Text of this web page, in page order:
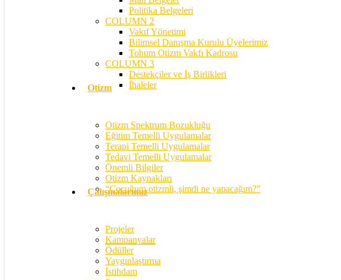
Politika Belgeleri
COLUMN 2
Vakıf Yönetimi
Bilimsel Danışma Kurulu Üyelerimiz
Tohum Otizm Vakfı Kadrosu
COLUMN 3
Destekçiler ve İş Birlikleri
İhaleler
Otizm
Otizm Spektrum Bozukluğu
Eğitim Temelli Uygulamalar
Terapi Temelli Uygulamalar
Tedavi Temelli Uygulamalar
Önemli Bilgiler
Otizm Kaynakları
“Çocuğum otizmli, şimdi ne yapacağım?”
Çalışmalarımız
Projeler
Kampanyalar
Ödüller
Yaygınlaştırma
İstihdam